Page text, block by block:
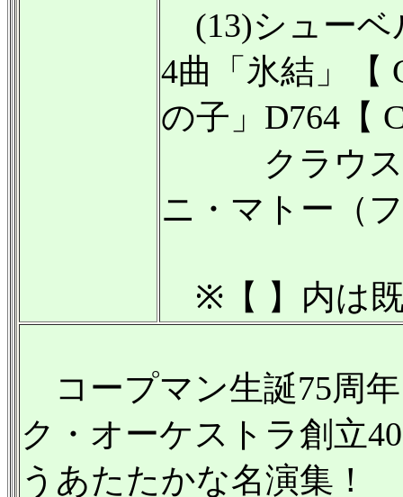
(13)シューベ
4曲「氷結」【
の子」D764【
クラウス・
ニ・マトー（
※【 】内は
コープマン生誕75周
ク・オーケストラ創立
うあたたかな名演集！